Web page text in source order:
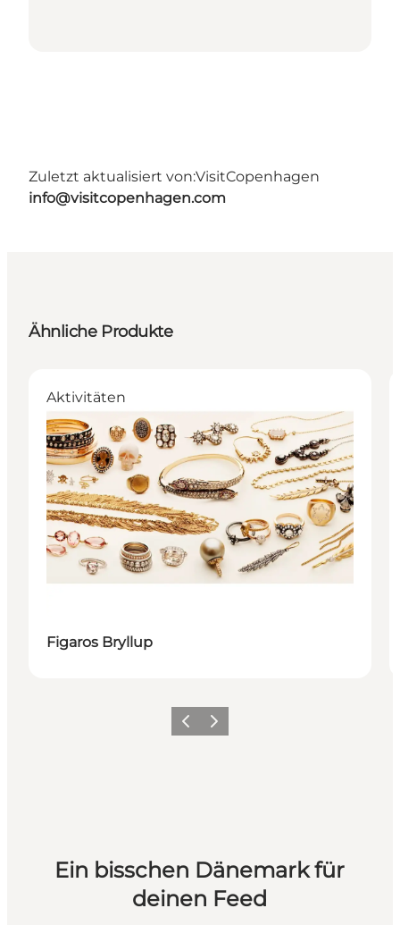
Zuletzt aktualisiert von:VisitCopenhagen
info@visitcopenhagen.com
Ähnliche Produkte
Aktivitäten
Figaros Bryllup
ZurückWeiter
Ein bisschen Dänemark für
deinen Feed